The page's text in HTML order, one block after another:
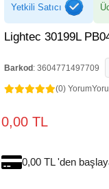
Yetkili Satıcı
Lightec 30199L
Barkod : 3604771497709
(0) Yorum
0,00 TL
0,00 TL 'den